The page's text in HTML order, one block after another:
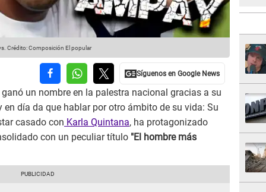
Crédito: Composición El popular
un nombre en la palestra nacional gracias a su
día da que hablar por otro ámbito de su vida: Su
casado con Karla Quintana, ha protagonizado
con un peculiar título "El hombre más